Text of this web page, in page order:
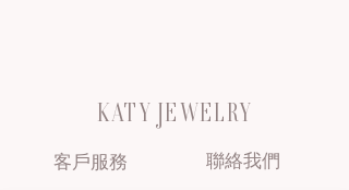
KATY JEWELRY
客戶服務 聯絡我們